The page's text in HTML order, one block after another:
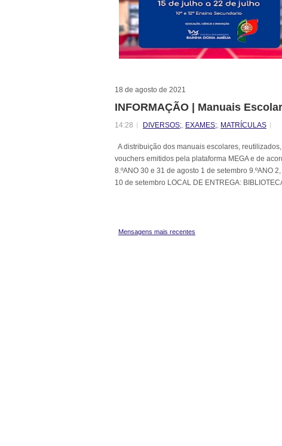
18 de agosto de 2021
INFORMAÇÃO | Manuais
14:28 DIVERSOS;, EXAMES;, MATRÍCULAS
A distribuição dos manuais escolares,
vouchers emitidos pela plataforma MEGA e de
8.ºANO 30 e 31 de agosto 1 de setembro 9.ºANO
10 de setembro LOCAL DE ENTREGA:
Mensagens mais recentes